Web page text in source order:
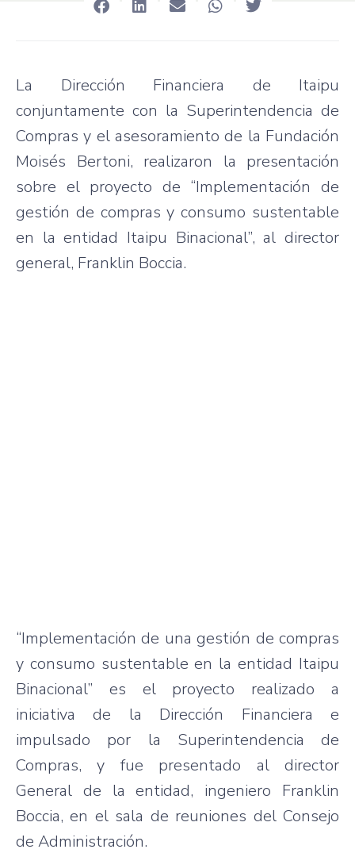
La Dirección Financiera de Itaipu
conjuntamente con la Superintendencia de
Compras y el asesoramiento de la Fundación
Moisés Bertoni, realizaron la presentación
sobre el proyecto de “Implementación de
gestión de compras y consumo sustentable
en la entidad Itaipu Binacional”, al director
general, Franklin Boccia.
“Implementación de una gestión de compras
y consumo sustentable en la entidad Itaipu
Binacional” es el proyecto realizado a
iniciativa de la Dirección Financiera e
impulsado por la Superintendencia de
Compras, y fue presentado al director
General de la entidad, ingeniero Franklin
Boccia, en el sala de reuniones del Consejo
de Administración.